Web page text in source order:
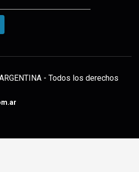
- Todos los derechos